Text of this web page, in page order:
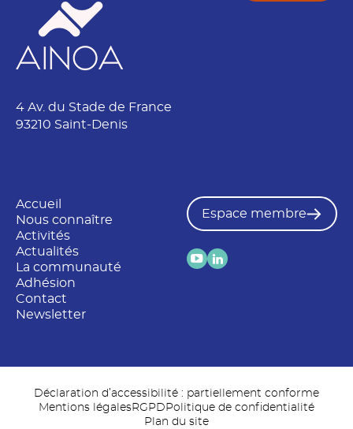
4 Av. du Stade de France
93210 Saint-Denis
Accueil
Nous connaître
Activités
Actualités
La communauté
Adhésion
Contact
Newsletter
Espace membre
Déclaration d’accessibilité : partiellement conforme
Mentions légalesRGPD Politique de confidentialité
Plan du site